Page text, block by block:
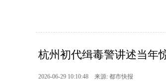
杭州初代缉毒警讲述当年
2026-06-29 10:10:48 来源: 都市快报